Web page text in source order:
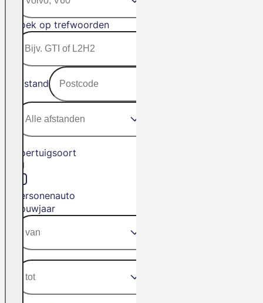
Zoek op trefwoorden
Afstand
Voertuigsoort
Personenauto
Bouwjaar